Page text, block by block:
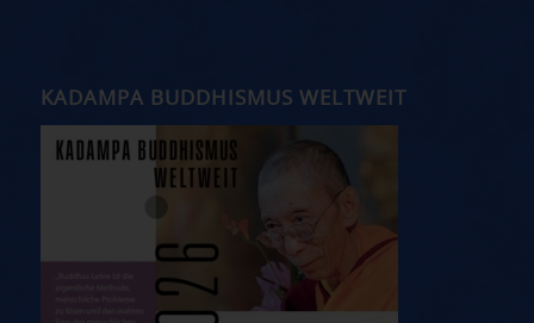
KADAMPA BUDDHISMUS WELTWEIT